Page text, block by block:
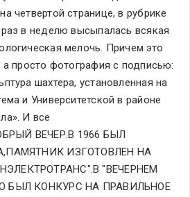
четвертой странице, в рубрике
в неделю высыпалась всякая
мелочь. Причем это
просто фотография с подписью:
шахтера, установленная на
и Университетской в районе
И все
1966 БЫЛ
ИЗГОТОВЛЕН НА
"ВЕЧЕРНЕМ
БЫЛ КОНКУРС НА ПРАВИЛЬНОЕ